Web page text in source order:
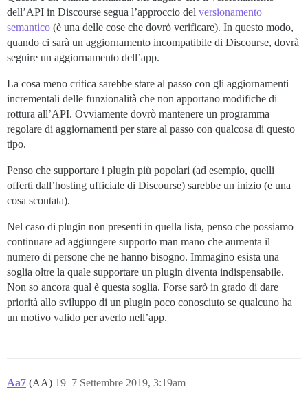
dell’API in Discourse segua l’approccio del versionamento
semantico (è una delle cose che dovrò verificare). In questo modo,
quando ci sarà un aggiornamento incompatibile di Discourse, dovrà
seguire un aggiornamento dell’app.
La cosa meno critica sarebbe stare al passo con gli aggiornamenti
incrementali delle funzionalità che non apportano modifiche di
rottura all’API. Ovviamente dovrò mantenere un programma
regolare di aggiornamenti per stare al passo con qualcosa di questo
tipo.
Penso che supportare i plugin più popolari (ad esempio, quelli
offerti dall’hosting ufficiale di Discourse) sarebbe un inizio (e una
cosa scontata).
Nel caso di plugin non presenti in quella lista, penso che possiamo
continuare ad aggiungere supporto man mano che aumenta il
numero di persone che ne hanno bisogno. Immagino esista una
soglia oltre la quale supportare un plugin diventa indispensabile.
Non so ancora qual è questa soglia. Forse sarò in grado di dare
priorità allo sviluppo di un plugin poco conosciuto se qualcuno ha
un motivo valido per averlo nell’app.
Aa7 (AA) 7 Settembre 2019, 3:19am
19